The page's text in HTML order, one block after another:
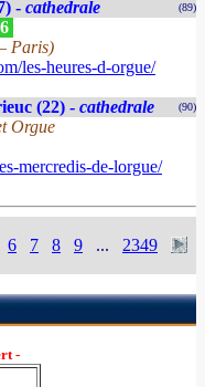
- cathedrale (89)
Paris)
les-heures-d-orgue/
(22) - cathedrale (90)
Orgue
mercredis-de-lorgue/
6 7 8 9 ... 2349
-